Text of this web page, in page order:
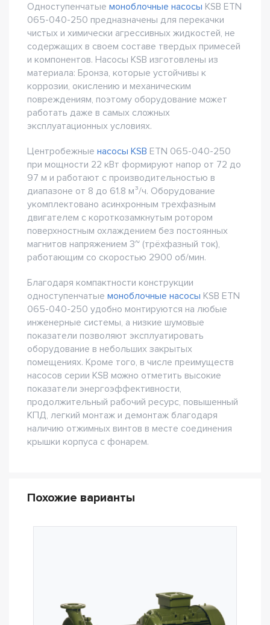
Одноступенчатые моноблочные насосы KSB ETN
065-040-250 предназначены для перекачки
чистых и химически агрессивных жидкостей, не
содержащих в своем составе твердых примесей
и компонентов. Насосы KSB изготовлены из
материала: Бронза, которые устойчивы к
коррозии, окислению и механическим
повреждениям, поэтому оборудование может
работать даже в самых сложных
эксплуатационных условиях.
Центробежные насосы KSB ETN 065-040-250
при мощности 22 кВт формируют напор от 72 до
97 м и работают с производительностью в
диапазоне от 8 до 61.8 м³/ч. Оборудование
укомплектовано асинхронным трехфазным
двигателем с короткозамкнутым ротором
поверхностным охлаждением без постоянных
магнитов напряжением 3~ (трёхфазный ток),
работающим со скоростью 2900 об/мин.
Благодаря компактности конструкции
одноступенчатые моноблочные насосы KSB ETN
065-040-250 удобно монтируются на любые
инженерные системы, а низкие шумовые
показатели позволяют эксплуатировать
оборудование в небольших закрытых
помещениях. Кроме того, в числе преимуществ
насосов серии KSB можно отметить высокие
показатели энергоэффективности,
продолжительный рабочий ресурс, повышенный
КПД, легкий монтаж и демонтаж благодаря
наличию отжимных винтов в месте соединения
крышки корпуса с фонарем.
Похожие варианты